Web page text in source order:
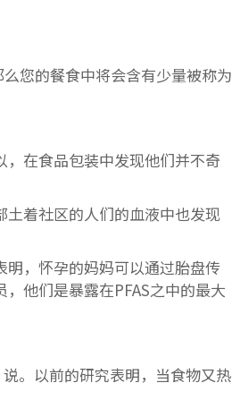
您的餐食中将会含有少量被称为
，在食品包装中发现他们并不奇
土着社区的人们的血液中也发现
明，怀孕的妈妈可以通过胎盘传
他们是暴露在PFAS之中的最大
。以前的研究表明，当食物又热